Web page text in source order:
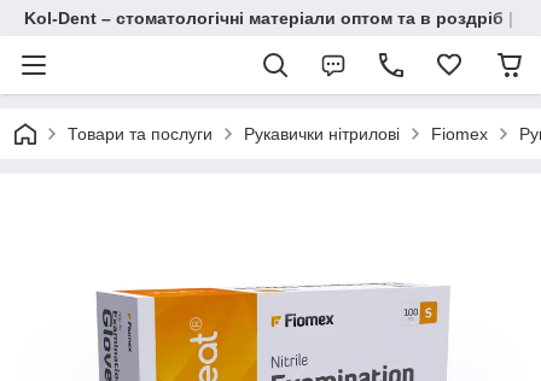
Kol-Dent – ​​стоматологічні матеріали оптом та в роздріб |
Товари та послуги Рукавички нітрилові Fiomex